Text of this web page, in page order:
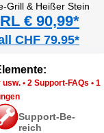
Grill & Hei­ßer Stein
€ 90,99*
CHF 79.95*
usw. • 2 Sup­port-FAQs • 1
Sup­port-Be­
reich